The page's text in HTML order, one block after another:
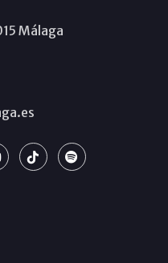
Málaga